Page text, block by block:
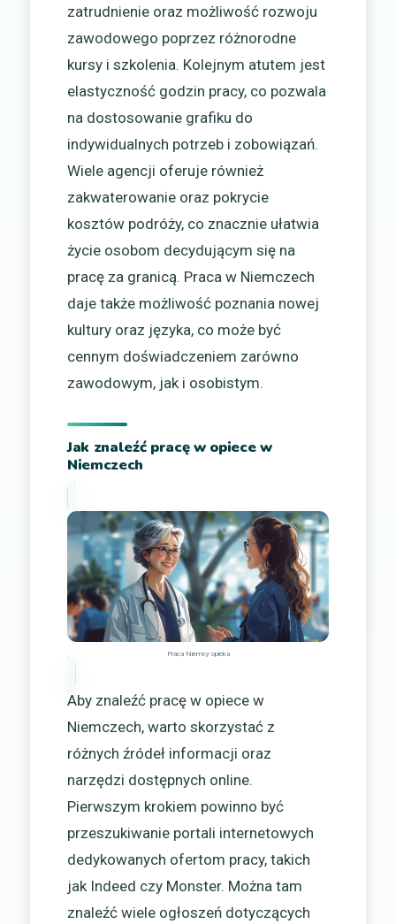
zatrudnienie oraz możliwość rozwoju
zawodowego poprzez różnorodne
kursy i szkolenia. Kolejnym atutem jest
elastyczność godzin pracy, co pozwala
na dostosowanie grafiku do
indywidualnych potrzeb i zobowiązań.
Wiele agencji oferuje również
zakwaterowanie oraz pokrycie
kosztów podróży, co znacznie ułatwia
życie osobom decydującym się na
pracę za granicą. Praca w Niemczech
daje także możliwość poznania nowej
kultury oraz języka, co może być
cennym doświadczeniem zarówno
zawodowym, jak i osobistym.
Jak znaleźć pracę w opiece w
Niemczech
Praca Niemcy opieka
Aby znaleźć pracę w opiece w
Niemczech, warto skorzystać z
różnych źródeł informacji oraz
narzędzi dostępnych online.
Pierwszym krokiem powinno być
przeszukiwanie portali internetowych
dedykowanych ofertom pracy, takich
jak Indeed czy Monster. Można tam
znaleźć wiele ogłoszeń dotyczących